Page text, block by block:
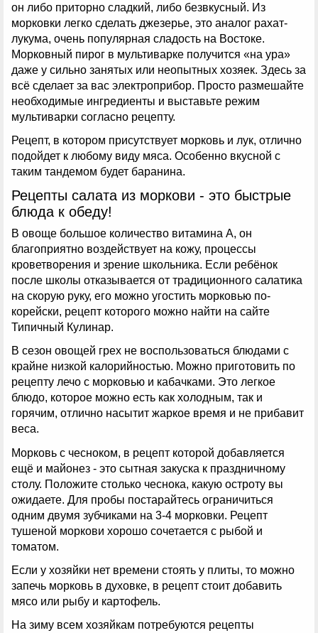
он либо приторно сладкий, либо безвкусный. Из
морковки легко сделать джезерье, это аналог рахат-
лукума, очень популярная сладость на Востоке.
Морковный пирог в мультиварке получится «на ура»
даже у сильно занятых или неопытных хозяек. Здесь за
всё сделает за вас электроприбор. Просто размешайте
необходимые ингредиенты и выставьте режим
мультиварки согласно рецепту.
Рецепт, в котором присутствует морковь и лук, отлично
подойдет к любому виду мяса. Особенно вкусной с
таким тандемом будет баранина.
Рецепты салата из моркови - это быстрые
блюда к обеду!
В овоще большое количество витамина А, он
благоприятно воздействует на кожу, процессы
кроветворения и зрение школьника. Если ребёнок
после школы отказывается от традиционного салатика
на скорую руку, его можно угостить морковью по-
корейски, рецепт которого можно найти на сайте
Типичный Кулинар.
В сезон овощей грех не воспользоваться блюдами с
крайне низкой калорийностью. Можно приготовить по
рецепту лечо с морковью и кабачками. Это легкое
блюдо, которое можно есть как холодным, так и
горячим, отлично насытит жаркое время и не прибавит
веса.
Морковь с чесноком, в рецепт которой добавляется
ещё и майонез - это сытная закуска к праздничному
столу. Положите столько чеснока, какую остроту вы
ожидаете. Для пробы постарайтесь ограничиться
одним двумя зубчиками на 3-4 морковки. Рецепт
тушеной моркови хорошо сочетается с рыбой и
томатом.
Если у хозяйки нет времени стоять у плиты, то можно
запечь морковь в духовке, в рецепт стоит добавить
мясо или рыбу и картофель.
На зиму всем хозяйкам потребуются рецепты